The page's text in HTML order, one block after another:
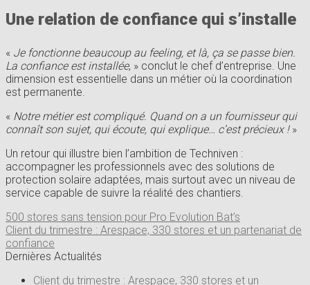
Une relation de confiance qui s’installe
« Je fonctionne beaucoup au feeling, et là, ça se passe bien.
La confiance est installée, » conclut le chef d’entreprise. Une
dimension est essentielle dans un métier où la coordination
est permanente.
« Notre métier est compliqué. Quand on a un fournisseur qui
connaît son sujet, qui écoute, qui explique… c’est précieux !»
Un retour qui illustre bien l’ambition de Techniven :
accompagner les professionnels avec des solutions de
protection solaire adaptées, mais surtout avec un niveau de
service capable de suivre la réalité des chantiers.
500 stores sans tension pour Pro Evolution Bat’s
Client du trimestre : Arespace, 330 stores et un partenariat de
confiance
Dernières Actualités
Client du trimestre : Arespace, 330 stores et un